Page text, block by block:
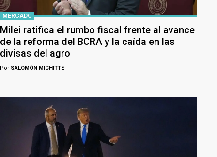
MERCADO
Milei ratifica el rumbo fiscal frente al avance
de la reforma del BCRA y la caída en las
divisas del agro
Por SALOMÓN MICHITTE